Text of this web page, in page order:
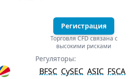
Регистрация
Торговля CFD связана с
высокими рисками
Регуляторы:
BFSC CySEC ASIC FSCA